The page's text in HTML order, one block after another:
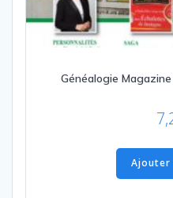
Généalogie
Ajouter